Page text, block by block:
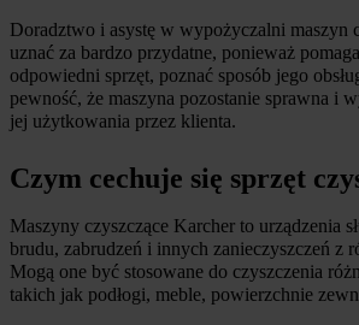
Doradztwo i asystę w wypożyczalni maszyn
uznać za bardzo przydatne, ponieważ
odpowiedni sprzęt, poznać sposób jego
pewność, że maszyna pozostanie sprawna i
jej użytkowania przez klienta.
Czym cechuje się sprzęt
Maszyny czyszczące Karcher to urządzenia
brudu, zabrudzeń i innych zanieczyszczeń z
Mogą one być stosowane do czyszczenia
takich jak podłogi, meble, powierzchnie